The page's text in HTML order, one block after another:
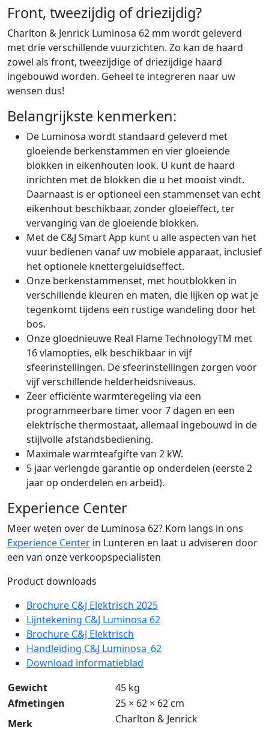
Front, tweezijdig of driezijdig?
Charlton & Jenrick Luminosa 62 mm wordt geleverd
met drie verschillende vuurzichten. Zo kan de haard
zowel als front, tweezijdige of driezijdige haard
ingebouwd worden. Geheel te integreren naar uw
wensen dus!
Belangrijkste kenmerken:
De Luminosa wordt standaard geleverd met
gloeiende berkenstammen en vier gloeiende
blokken in eikenhouten look. U kunt de haard
inrichten met de blokken die u het mooist vindt.
Daarnaast is er optioneel een stammenset van echt
eikenhout beschikbaar, zonder gloeieffect, ter
vervanging van de gloeiende blokken.
Met de C&J Smart App kunt u alle aspecten van het
vuur bedienen vanaf uw mobiele apparaat, inclusief
het optionele knettergeluidseffect.
Onze berkenstammenset, met houtblokken in
verschillende kleuren en maten, die lijken op wat je
tegenkomt tijdens een rustige wandeling door het
bos.
Onze gloednieuwe Real Flame TechnologyTM met
16 vlamopties, elk beschikbaar in vijf
sfeerinstellingen. De sfeerinstellingen zorgen voor
vijf verschillende helderheidsniveaus.
Zeer efficiënte warmteregeling via een
programmeerbare timer voor 7 dagen en een
elektrische thermostaat, allemaal ingebouwd in de
stijlvolle afstandsbediening.
Maximale warmteafgifte van 2 kW.
5 jaar verlengde garantie op onderdelen (eerste 2
jaar op onderdelen en arbeid).
Experience Center
Meer weten over de Luminosa 62? Kom langs in ons
Experience Center in Lunteren en laat u adviseren door
een van onze verkoopspecialisten
Product downloads
Brochure C&J Elektrisch 2025
Lijntekening C&J Luminosa 62
Brochure C&J Elektrisch
Handleiding C&J Luminosa_62
Download informatieblad
Gewicht
45 kg
Afmetingen
25 × 62 × 62 cm
Merk
Charlton & Jenrick